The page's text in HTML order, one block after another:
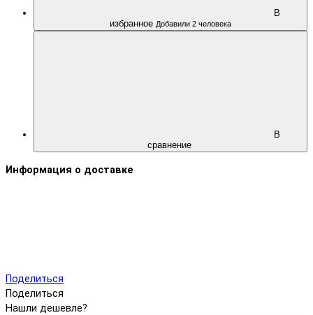
В
избранное Добавили 2 человека
В
сравнение
Информация о доставке
Поделиться
Поделиться
Нашли дешевле?